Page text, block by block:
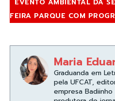
EVENTO AMBIENTAL DA
FEIRA PARQUE COM
Maria
Graduanda em
pela UFCAT,
empresa